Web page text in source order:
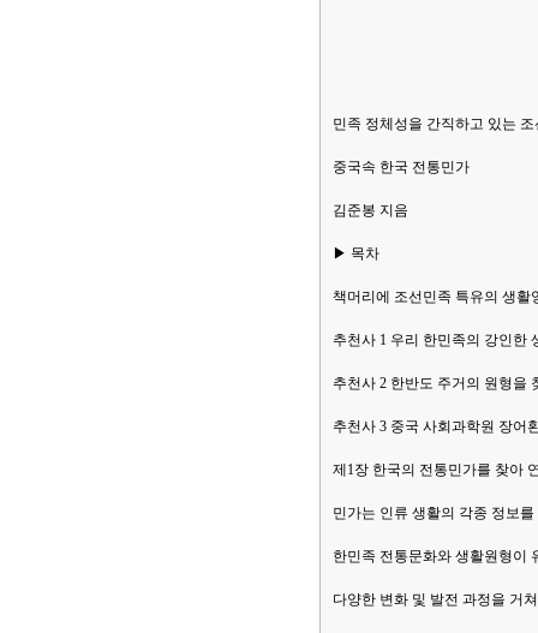
민족 정체성을 간직하고 있는
중국속 한국 전통민가
김준봉 지음
▶ 목차
책머리에 조선민족 특유의 생활
추천사 1 우리 한민족의 강인한
추천사 2 한반도 주거의 원형을
추천사 3 중국 사회과학원 장어
제1장 한국의 전통민가를 찾아
민가는 인류 생활의 각종 정보
한민족 전통문화와 생활원형이
다양한 변화 및 발전 과정을 거